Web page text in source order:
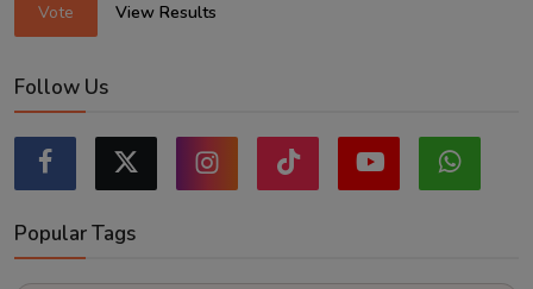
Vote View Results
Follow Us
Popular Tags